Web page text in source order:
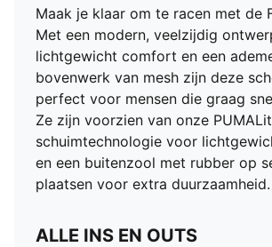
Maak je klaar om te racen met de
Met een modern, veelzijdig
lichtgewicht comfort en een
bovenwerk van mesh zijn deze
perfect voor mensen die graag
Ze zijn voorzien van onze
schuimtechnologie voor
en een buitenzool met rubber op
plaatsen voor extra duurzaamheid.
ALLE INS EN OUTS